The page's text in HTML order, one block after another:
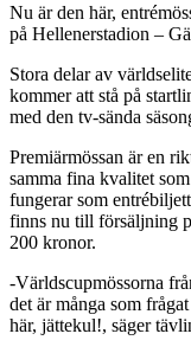
Nu är den här,
på Hellenerstadion –
Stora delar av
kommer att stå på
med den tv-sända
Premiärmössan är en
samma fina kvalitet
fungerar som
finns nu till försäljning
200 kronor.
-Världscupmössorna
det är många som
här, jättekul!, säger